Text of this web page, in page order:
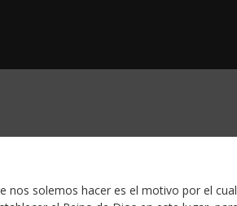
nos solemos hacer es el motivo por el